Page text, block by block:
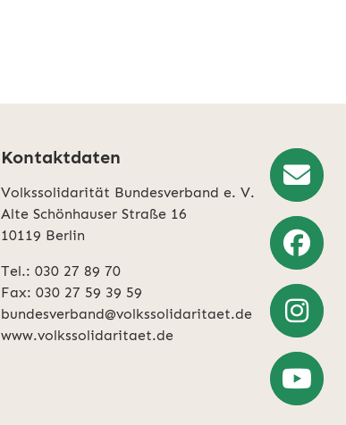
Kontaktdaten
Volkssolidarität Bundesverband e. V.
Alte Schönhauser Straße 16
10119 Berlin
Tel.: 030 27 89 70
Fax: 030 27 59 39 59
bundesverband@volkssolidaritaet.de
www.volkssolidaritaet.de
Weiter
zu
Facebook
Weiter
zu